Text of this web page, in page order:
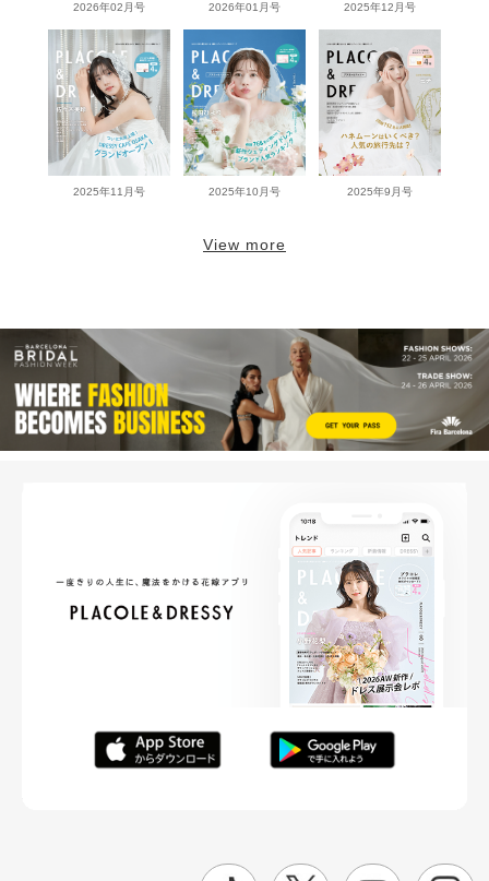
2026年02月号 2026年01月号 2025年12月号
2025年11月号 2025年10月号 2025年9月号
View more